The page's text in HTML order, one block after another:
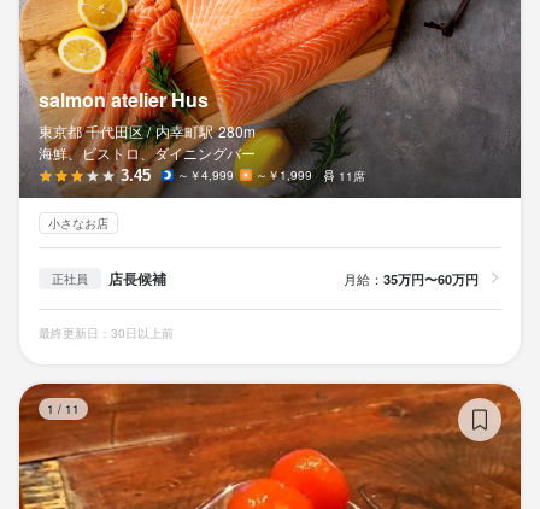
salmon atelier Hus
東京都 千代田区 / 内幸町駅 280m
海鮮、ビストロ、ダイニングバー
3.45 ～￥4,999 ～￥1,999 11席
小さなお店
正社員 店長候補 月給： 35万円〜60万円
最終更新日：30日以上前
1 / 11